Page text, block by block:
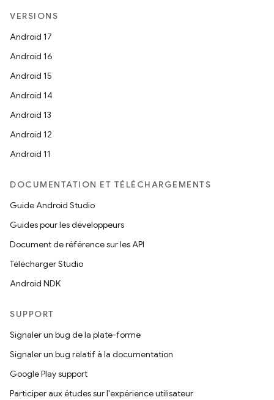
VERSIONS
Android 17
Android 16
Android 15
Android 14
Android 13
Android 12
Android 11
DOCUMENTATION ET TÉLÉCHARGEMENTS
Guide Android Studio
Guides pour les développeurs
Document de référence sur les API
Télécharger Studio
Android NDK
SUPPORT
Signaler un bug de la plate-forme
Signaler un bug relatif à la documentation
Google Play support
Participer aux études sur l'expérience utilisateur